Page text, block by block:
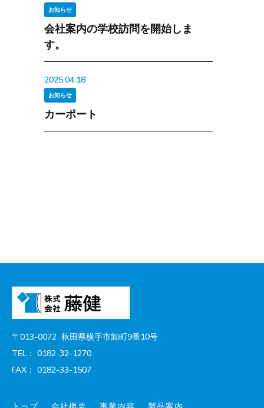
お知らせ
会社案内の学校訪問を開始しま
す。
2025.04.18
お知らせ
カーポート
〒013-0072 秋田県横手市卸町9番10号
TEL： 0182-32-1270
FAX： 0182-33-1507